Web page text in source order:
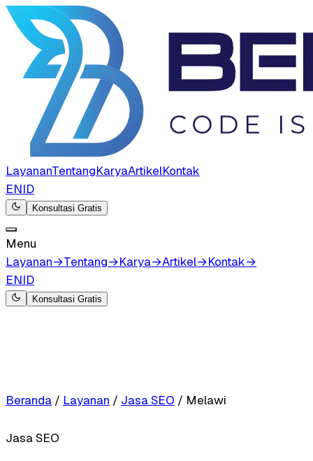
LayananTentangKaryaArtikelKontak
ENID
Konsultasi Gratis
Menu
Layanan→Tentang→Karya→Artikel→Kontak→
ENID
Konsultasi Gratis
Beranda / Layanan / Jasa SEO / Melawi
Jasa SEO